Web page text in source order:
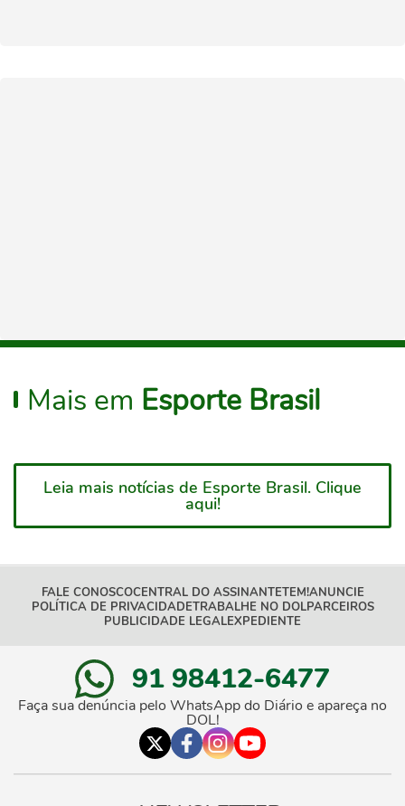
Mais em Esporte Brasil
Leia mais notícias de Esporte Brasil. Clique
aqui!
FALE CONOSCOCENTRAL DO ASSINANTETEM!ANUNCIE
POLÍTICA DE PRIVACIDADETRABALHE NO DOLPARCEIROS
PUBLICIDADE LEGALEXPEDIENTE
91 98412-6477
Faça sua denúncia pelo WhatsApp do Diário e apareça no
DOL!